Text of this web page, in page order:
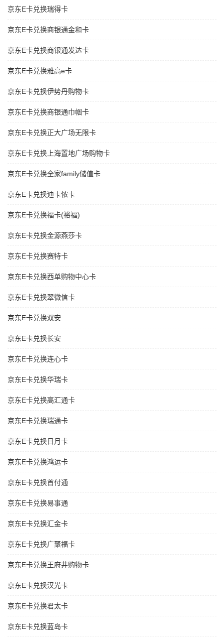
京东E卡兑换瑞得卡
京东E卡兑换商银通金和卡
京东E卡兑换商银通发达卡
京东E卡兑换雅高e卡
京东E卡兑换伊势丹购物卡
京东E卡兑换商银通巾帼卡
京东E卡兑换正大广场无限卡
京东E卡兑换上海置地广场购物卡
京东E卡兑换全家family储值卡
京东E卡兑换迪卡侬卡
京东E卡兑换福卡(裕福)
京东E卡兑换金源燕莎卡
京东E卡兑换赛特卡
京东E卡兑换西单购物中心卡
京东E卡兑换翠微信卡
京东E卡兑换双安
京东E卡兑换长安
京东E卡兑换连心卡
京东E卡兑换华瑞卡
京东E卡兑换高汇通卡
京东E卡兑换瑞通卡
京东E卡兑换日月卡
京东E卡兑换鸿运卡
京东E卡兑换首付通
京东E卡兑换易事通
京东E卡兑换汇金卡
京东E卡兑换广聚福卡
京东E卡兑换王府井购物卡
京东E卡兑换汉光卡
京东E卡兑换君太卡
京东E卡兑换蓝岛卡